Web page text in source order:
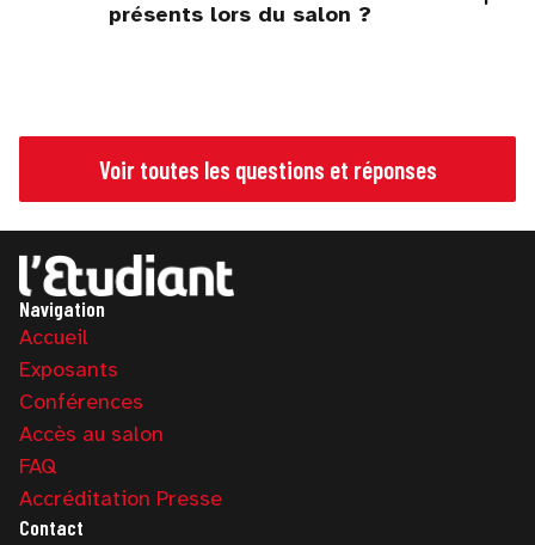
présents lors du salon ?
Voir toutes les questions et réponses
Navigation
Accueil
Exposants
Conférences
Accès au salon
FAQ
Accréditation Presse
Contact